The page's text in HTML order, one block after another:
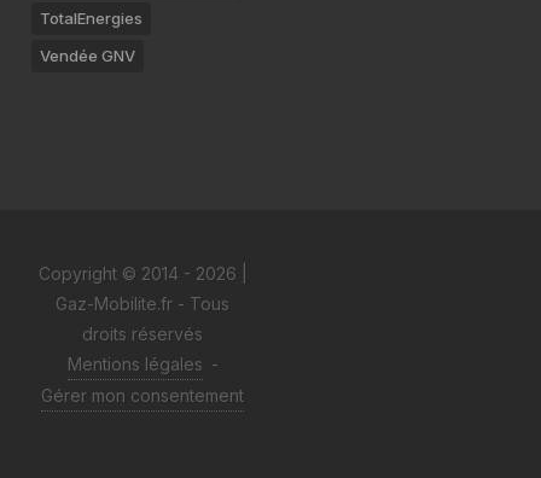
TotalEnergies
Vendée GNV
Copyright © 2014 - 2026 |
Gaz-Mobilite.fr - Tous
droits réservés
Mentions légales -
Gérer mon consentement